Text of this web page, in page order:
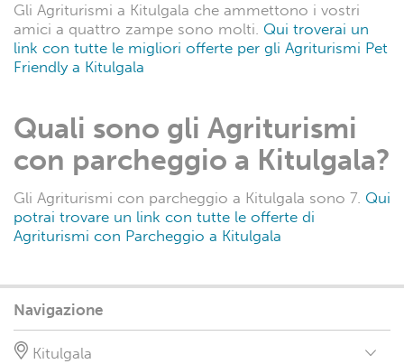
Gli Agriturismi a Kitulgala che ammettono i vostri
amici a quattro zampe sono molti. Qui troverai un
link con tutte le migliori offerte per gli Agriturismi Pet
Friendly a Kitulgala
Quali sono gli Agriturismi
con parcheggio a Kitulgala?
Gli Agriturismi con parcheggio a Kitulgala sono 7. Qui
potrai trovare un link con tutte le offerte di
Agriturismi con Parcheggio a Kitulgala
Navigazione
Kitulgala